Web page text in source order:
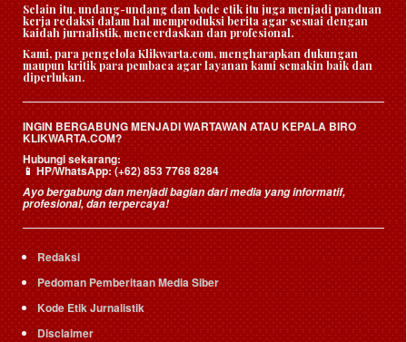
Selain itu, undang-undang dan kode etik itu juga menjadi panduan
kerja redaksi dalam hal memproduksi berita agar sesuai dengan
kaidah jurnalistik, mencerdaskan dan profesional.
Kami, para pengelola Klikwarta.com, mengharapkan dukungan
maupun kritik para pembaca agar layanan kami semakin baik dan
diperlukan.
INGIN BERGABUNG MENJADI WARTAWAN ATAU KEPALA BIRO
KLIKWARTA.COM?
Hubungi sekarang:
📱HP/WhatsApp:(+62) 853 7768 8284
Ayo bergabung dan menjadi bagian dari media yang informatif,
profesional, dan terpercaya!
Redaksi
Pedoman Pemberitaan Media Siber
Kode Etik Jurnalistik
Disclaimer